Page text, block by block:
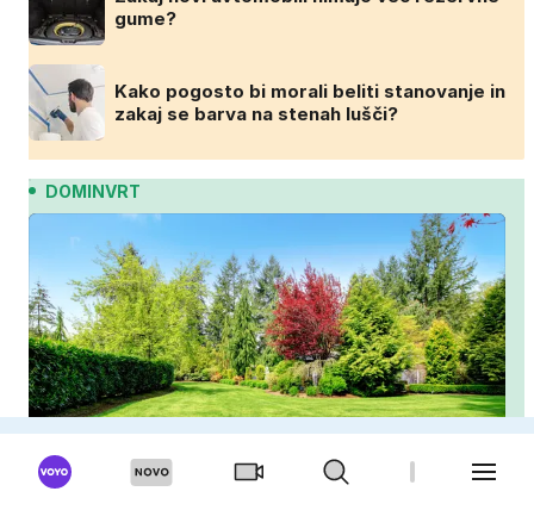
gume?
Kako pogosto bi morali beliti stanovanje in
zakaj se barva na stenah lušči?
DOMINVRT
Ali lahko poleti posejete travo? To morate
vedeti, preden se lotite nove trate